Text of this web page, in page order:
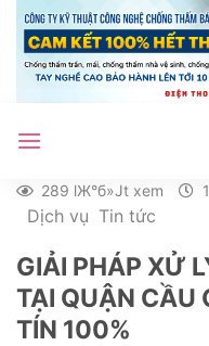
qua
nội
289 lЖ°б»Јt xem
Dịch vụ Tin tức
GIẢI PHÁP XỬ
TẠI QUẬN CẦU
TÍN 100%